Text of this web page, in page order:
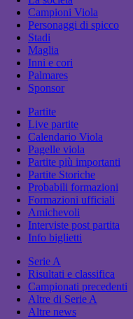
Campioni Viola
Personaggi di spicco
Stadi
Maglia
Inni e cori
Palmares
Sponsor
Partite
Live partite
Calendario Viola
Pagelle viola
Partite più importanti
Partite Storiche
Probabili formazioni
Formazioni ufficiali
Amichevoli
Interviste post partita
Info biglietti
Serie A
Risultati e classifica
Campionati precedenti
Altre di Serie A
Altre news